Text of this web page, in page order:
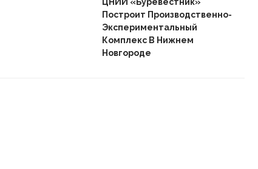
Построит Производственно-
Экспериментальный
Комплекс В Нижнем
Новгороде